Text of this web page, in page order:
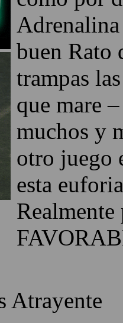
buen Rato
trampas
que mare
muchos y
otro juego
esta
Atrayente